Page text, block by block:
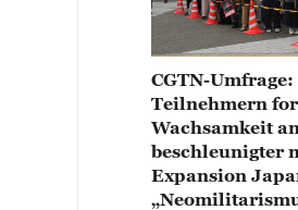
CGTN-
Teilnehmern
Wachsamkeit
beschleunigter
Expansion